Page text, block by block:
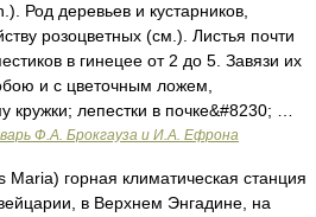
Род деревьев и кустарников,
розоцветных (см.). Листья почти
в гинецее от 2 до 5. Завязи их
и с цветочным ложем,
лепестки в почке&#8230; …
Ф.А. Брокгауза и И.А. Ефрона
горная климатическая станция
в Верхнем Энгадине, на